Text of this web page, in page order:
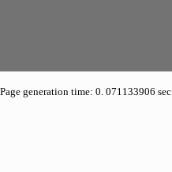
Page generation time: 0. 071133906 sec.